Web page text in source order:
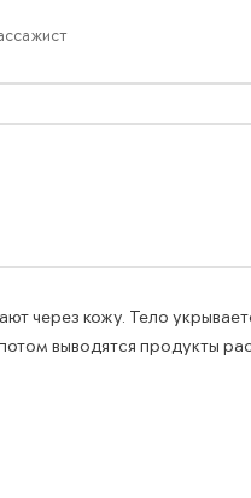
через кожу. Тело
выводятся продукты